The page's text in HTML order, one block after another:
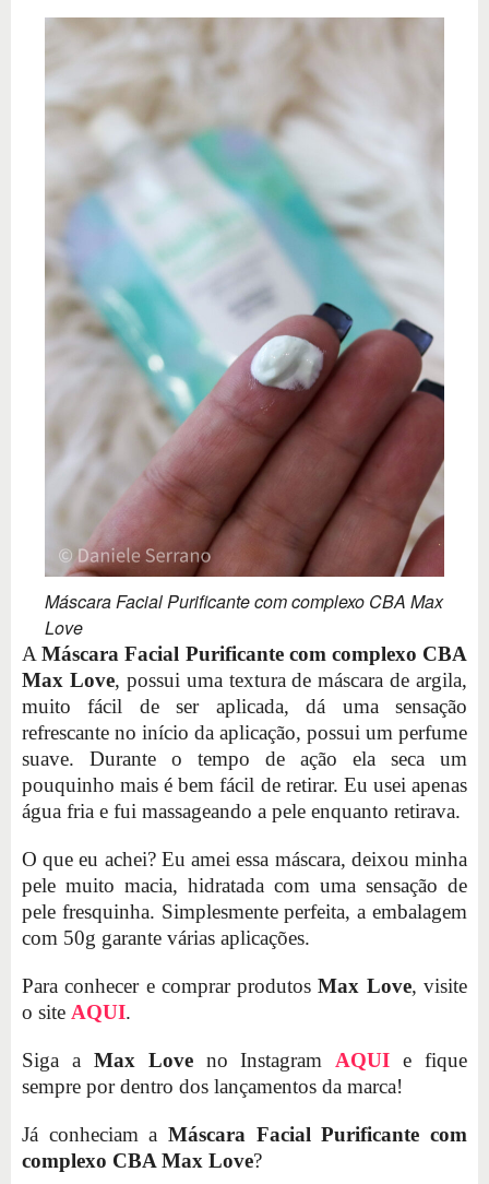
Máscara Facial Purificante com complexo CBA Max
Love
AMáscara Facial Purificante com complexo CBA
Max Love, possui uma textura de máscara de argila,
muito fácil de ser aplicada, dá uma sensação
refrescante no início da aplicação, possui um perfume
suave. Durante o tempo de ação ela seca um
pouquinho mais é bem fácil de retirar. Eu usei apenas
água fria e fui massageando a pele enquanto retirava.
O que eu achei? Eu amei essa máscara, deixou minha
pele muito macia, hidratada com uma sensação de
pele fresquinha. Simplesmente perfeita, a embalagem
com 50g garante várias aplicações.
Para conhecer e comprar produtosMax Love, visite
o site AQUI.
Siga a Max Loveno Instagram AQUI e fique
sempre por dentro dos lançamentos da marca!
Já conheciam a Máscara Facial Purificante com
complexo CBA Max Love?